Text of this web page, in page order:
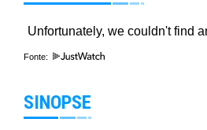
Fonte:
SINOPSE